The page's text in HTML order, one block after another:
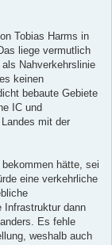
Tobias Harms in
liege vermutlich
Nahverkehrslinie
keinen
bebaute Gebiete
IC und
mit der
hätte, sei
eine verkehrliche
Infrastruktur dann
Es fehle
weshalb auch